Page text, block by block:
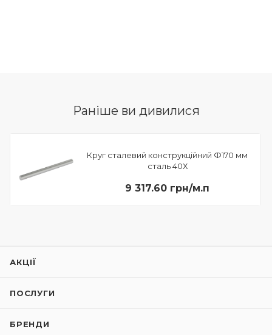
Раніше ви дивилися
Круг сталевий конструкційний Ф170 мм
сталь 40Х
9 317.60 грн/м.п
АКЦІЇ
ПОСЛУГИ
БРЕНДИ